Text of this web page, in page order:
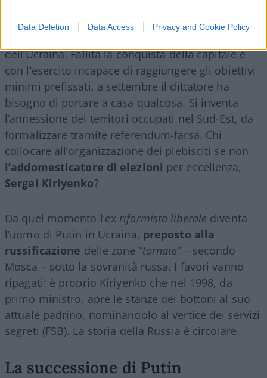
Data Deletion Data Access Privacy and Cookie Policy
L’uomo di Putin in Ucraina
dell’Ucraina. Fallita la conquista della capitale e
con l’esercito incapace di raggiungere gli obiettivi
minimi prefissati, a settembre il dittatore ha
bisogno di portare a casa qualcosa. Si inventa
l’annessione dei territori occupati nel Sud-Est, da
formalizzare tramite referendum-farsa. Chi
collocare all’organizzazione dei plebisciti se non
l’addomesticatore di elezioni per eccellenza,
Sergei Kiriyenko?
Da quel momento l’ex riformista liberale diventa
l’uomo di Putin in Ucraina, preposto alla
russificazione delle zone “tornate” – secondo
Mosca – sotto la sovranità russa. I favori vanno
ripagati: è proprio Kiriyenko che nel 1998, da
primo ministro, apre le stanze dei bottoni al suo
attuale padrino, nominandolo al vertice dei servizi
segreti (FSB). La storia della Russia è circolare.
La successione di Putin